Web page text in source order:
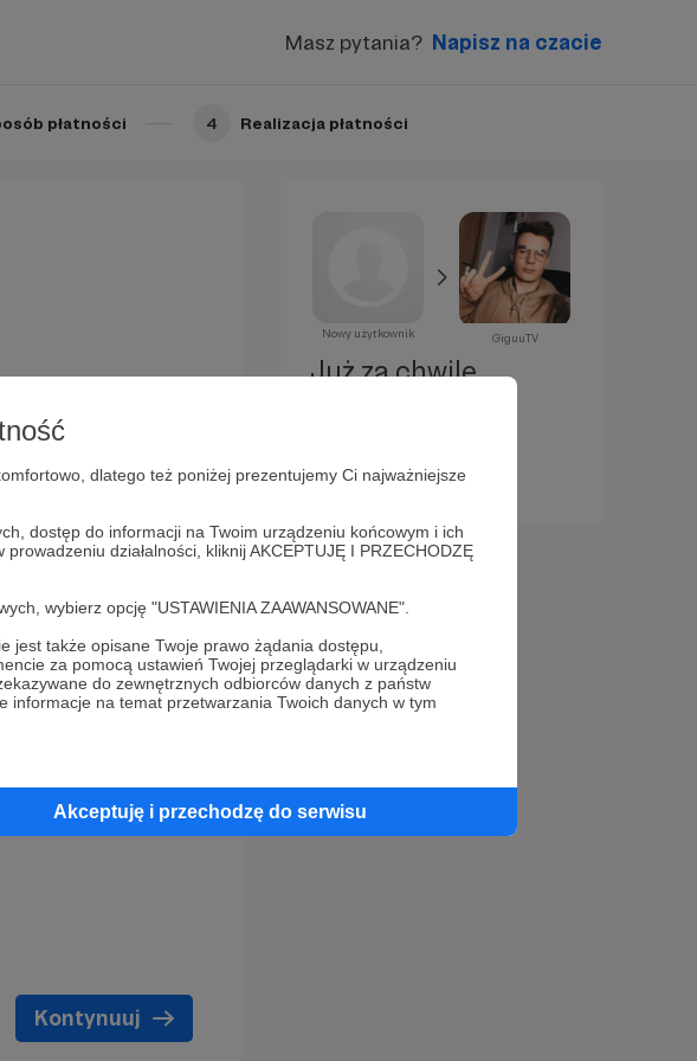
dlatego też poniżej prezentujemy Ci najważniejsze
dostęp do informacji na Twoim urządzeniu końcowym i ich
działalności, kliknij AKCEPTUJĘ I PRZECHODZĘ
wybierz opcję "USTAWIENIA ZAAWANSOWANE".
jest także opisane Twoje prawo żądania dostępu,
za pomocą ustawień Twojej przeglądarki w urządzeniu
do zewnętrznych odbiorców danych z państw
informacje na temat przetwarzania Twoich danych w tym
Akceptuję i przechodzę do serwisu
Masz pytania? Napisz na czacie
płatności 4 Realizacja płatności
Kontynuuj
Nowy użytkownik GiguuTV
Już za chwilę